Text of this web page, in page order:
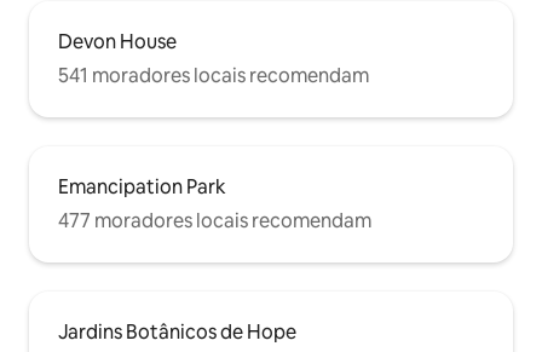
Devon House
541 moradores locais recomendam
Emancipation Park
477 moradores locais recomendam
Jardins Botânicos de Hope